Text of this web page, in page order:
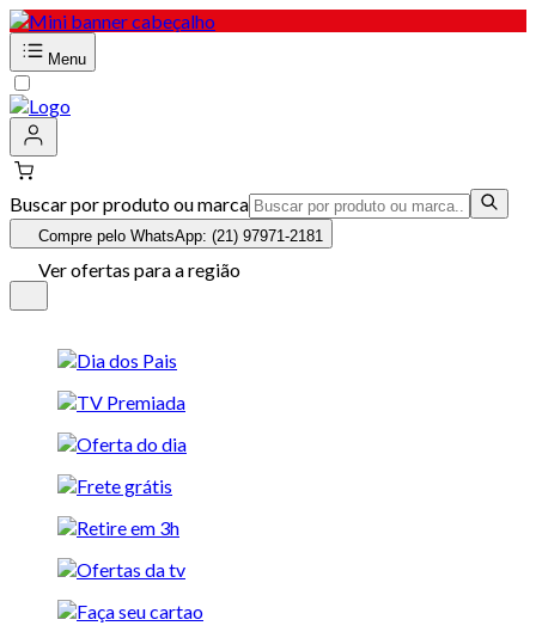
Menu
Buscar por produto ou marca
Compre pelo WhatsApp: (21) 97971-2181
Ver ofertas para a região